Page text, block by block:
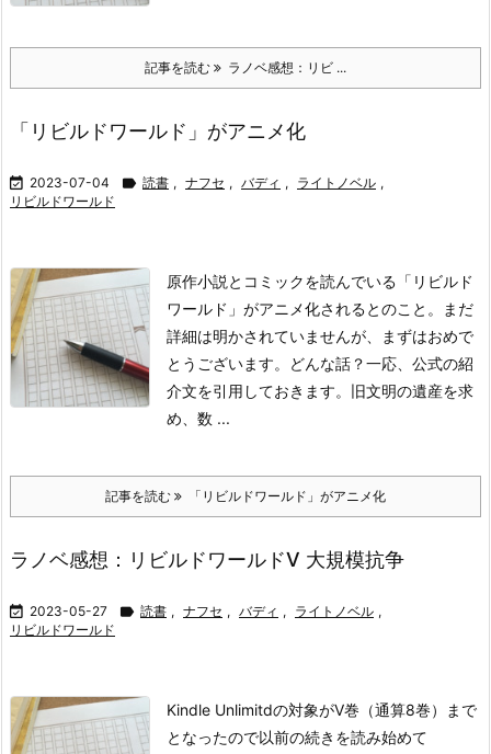
記事を読む ラノベ感想：リビ ...
「リビルドワールド」がアニメ化
 2023-07-04  読書 , ナフセ , バディ , ライトノベル ,
リビルドワールド
原作小説とコミックを読んでいる「リビルド
ワールド」がアニメ化されるとのこと。まだ
詳細は明かされていませんが、まずはおめで
とうございます。
どんな話？一応、公式の紹
介文を引用しておきます。 旧文明の遺産を求
め、数 ...
記事を読む 「リビルドワールド」がアニメ化
ラノベ感想：リビルドワールドV 大規模抗争
 2023-05-27  読書 , ナフセ , バディ , ライトノベル ,
リビルドワールド
Kindle Unlimitdの対象がV巻（通算8巻）まで
となったので以前の続きを読み始めて